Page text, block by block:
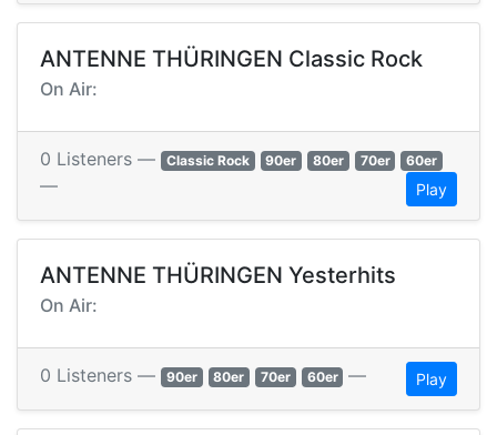
ANTENNE THÜRINGEN Classic Rock
On Air:
0 Listeners — Classic Rock 90er 80er 70er 60er
— Play
ANTENNE THÜRINGEN Yesterhits
On Air:
0 Listeners — 90er 80er 70er 60er — Play